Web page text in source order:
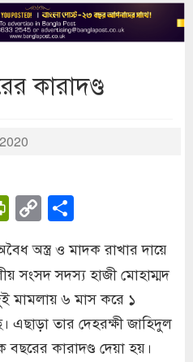
কারাদণ্ড
PrintFriendly
Copy
Link
অস্ত্র ও মাদক রাখার দায়ে
সংসদ সদস্য হাজী মোহাম্মদ
মামলায় ৬ মাস করে ১
এছাড়া তার দেহরক্ষী জাহিদুল
কারাদণ্ড দেয়া হয়।